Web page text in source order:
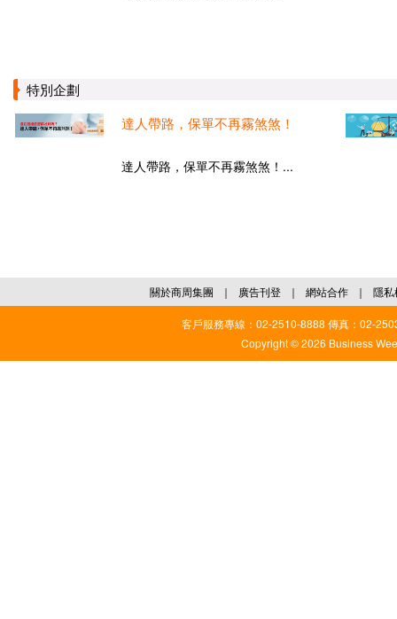
特別企劃
達人帶路，保單不再霧煞煞！
達人帶路，保單不再霧煞煞！...
關於商周集團 ｜ 廣告刊登 ｜ 網站合作 ｜ 隱私
客戶服務專線：02-2510-8888 傳真：02-
Copyright © 2026 Business